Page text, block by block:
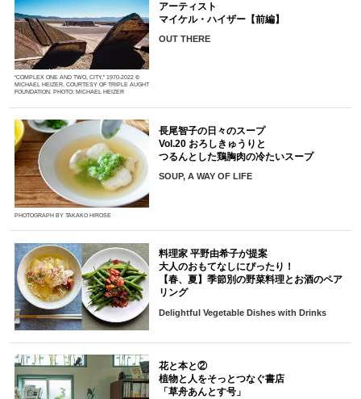
“COMPLEX ONE AND TWO, CITY,” 1970-2022 ©
MICHAEL HEIZER. COURTESY OF TRIPLE AUGHT
FOUNDATION. PHOTO: MICHAEL HEIZER
アーティスト
マイケル・ハイザー【前編】
OUT THERE
PHOTOGRAPH BY TAKAKO HIROSE
長尾智子の日々のスープ
Vol.20 おろしきゅうりと
つるんとした鶏胸肉の冷たいスープ
SOUP, A WAY OF LIFE
料理家 平野由希子が提案
大人のおもてなしにぴったり！
【春、夏】季節別の野菜料理とお酒のペア
リング
Delightful Vegetable Dishes with Drinks
花と本と②
植物と人をそっとつなぐ書店
「草舟あんとす号」